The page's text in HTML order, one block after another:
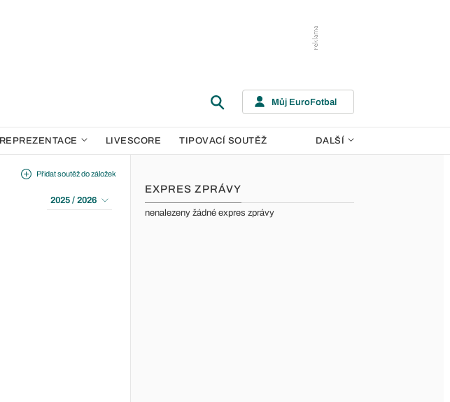
Můj EuroFotbal
REPREZENTACE LIVESCORE TIPOVACÍ SOUTĚŽ DALŠÍ
Přidat soutěž do záložek
2025 / 2026
EXPRES ZPRÁVY
nenalezeny žádné expres zprávy